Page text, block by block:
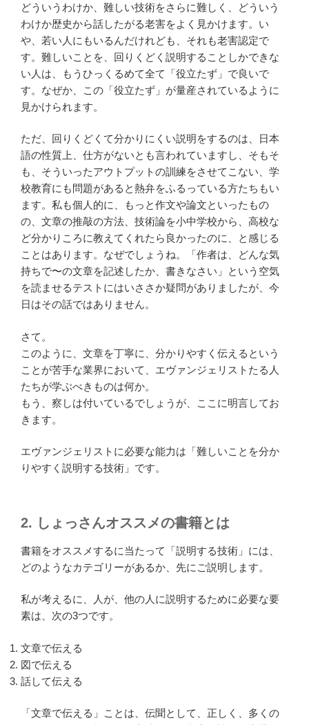
どういうわけか、難しい技術をさらに難しく、どういう
わけか歴史から話したがる老害をよく見かけます。い
や、若い人にもいるんだけれども、それも老害認定で
す。難しいことを、回りくどく説明することしかできな
い人は、もうひっくるめて全て「役立たず」で良いで
す。なぜか、この「役立たず」が量産されているように
見かけられます。
ただ、回りくどくて分かりにくい説明をするのは、日本
語の性質上、仕方がないとも言われていますし、そもそ
も、そういったアウトプットの訓練をさせてこない、学
校教育にも問題があると熱弁をふるっている方たちもい
ます。私も個人的に、もっと作文や論文といったもの
の、文章の推敲の方法、技術論を小中学校から、高校な
ど分かりころに教えてくれたら良かったのに、と感じる
ことはあります。なぜでしょうね。「作者は、どんな気
持ちで〜の文章を記述したか、書きなさい」という空気
を読ませるテストにはいささか疑問がありましたが、今
日はその話ではありません。
さて。
このように、文章を丁寧に、分かりやすく伝えるという
ことが苦手な業界において、エヴァンジェリストたる人
たちが学ぶべきものは何か。
もう、察しは付いているでしょうが、ここに明言してお
きます。
エヴァンジェリストに必要な能力は「難しいことを分か
りやすく説明する技術」です。
2. しょっさんオススメの書籍とは
書籍をオススメするに当たって「説明する技術」には、
どのようなカテゴリーがあるか、先にご説明します。
私が考えるに、人が、他の人に説明するために必要な要
素は、次の3つです。
文章で伝える
図で伝える
話して伝える
「文章で伝える」ことは、伝聞として、正しく、多くの